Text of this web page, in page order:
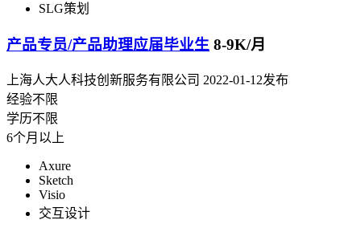
SLG策划
产品专员/产品助理应届毕业生 8-9K/月
上海人大人科技创新服务有限公司 2022-01-12发布
经验不限
学历不限
6个月以上
Axure
Sketch
Visio
交互设计